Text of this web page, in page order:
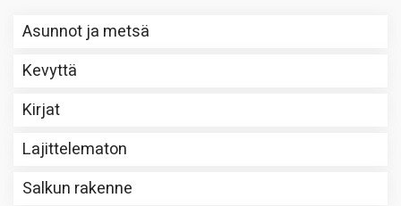
Asunnot ja metsä
Kevyttä
Kirjat
Lajittelematon
Salkun rakenne